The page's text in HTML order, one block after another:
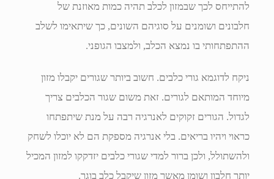
להתייחס לכך שבמזון לכלב תהיה כמות מאוזנת של
חלבונים ושומנים על סוגיהם השונים, כך שיתאימו לשלב
ההתפתחותי בו נמצא הכלב, ולמצבו הגופני.
ניקח לדוגמא גורי כלבים. חשוב ביותר שגורים יקבלו מזון
מיוחד המותאם לגורים. זאת משום שגור הכלבים צריך
לגדול. הגורים זקוקים לאנרגיה רבה על מנת שיתפתחו
כראוי ויהיו בריאים. בלי אנרגיה מספקת הם לא יוכלו לשחק
ולהשתולל, ולכן ברור למדי שגורי כלבים יזדקקו למזון המכיל
יותר חלבון ושומן מאשר מזון שיקבל כלב בוגר.